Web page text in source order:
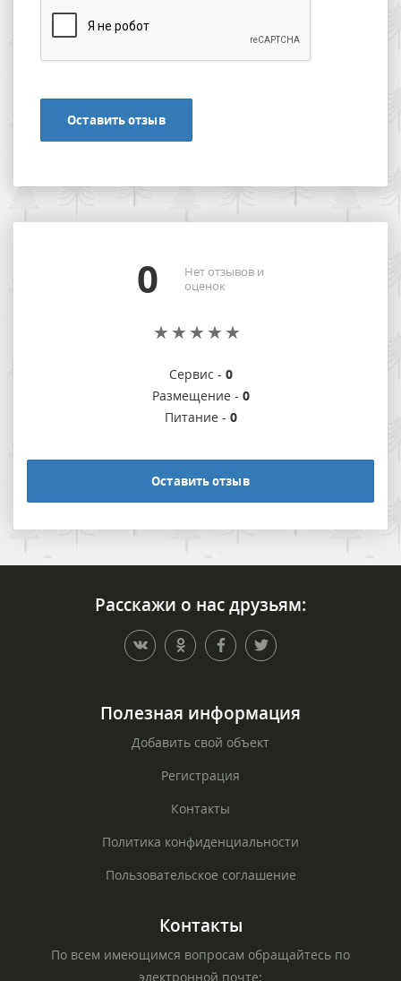
Оставить отзыв
0
Нет отзывов и
оценок
Сервис - 0
Размещение - 0
Питание - 0
Оставить отзыв
Расскажи о нас друзьям:
Полезная информация
Добавить свой объект
Регистрация
Контакты
Политика конфиденциальности
Пользовательское соглашение
Контакты
По всем имеющимся вопросам обращайтесь по
электронной почте: